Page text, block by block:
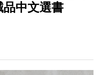
品中文選書